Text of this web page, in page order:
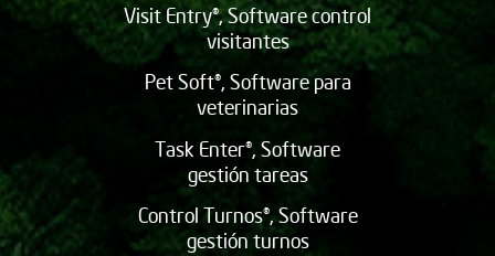
Visit Entry®, Software control
visitantes
Pet Soft®, Software para
veterinarias
Task Enter®, Software
gestión tareas
Control Turnos®, Software
gestión turnos